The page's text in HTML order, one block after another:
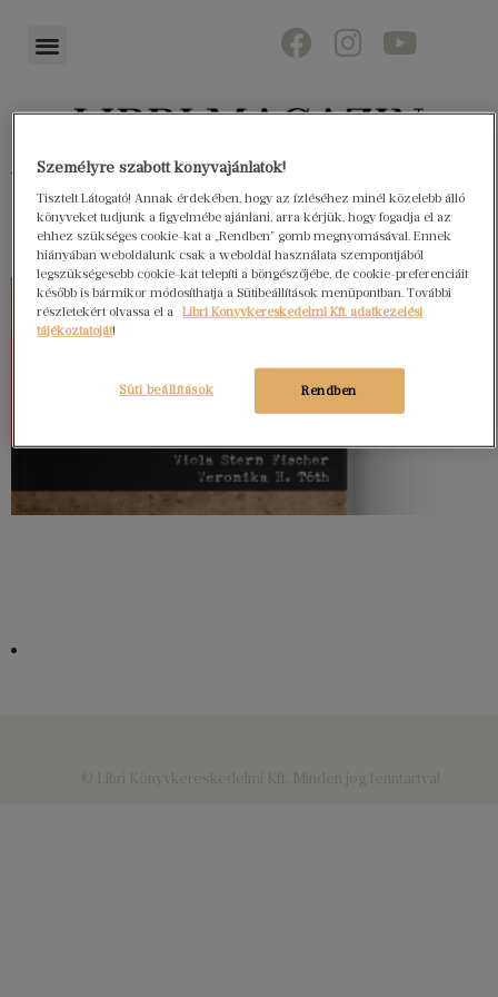
Könyvektől az olvasókig
Személyre szabott könyvajánlatok!
Tisztelt Látogató! Annak érdekében, hogy az ízléséhez minél közelebb álló
könyveket tudjunk a figyelmébe ajánlani, arra kérjük, hogy fogadja el az
ehhez szükséges cookie-kat a „Rendben” gomb megnyomásával. Ennek
hiányában weboldalunk csak a weboldal használata szempontjából
legszükségesebb cookie-kat telepíti a böngészőjébe, de cookie-preferenciáit
később is bármikor módosíthatja a Sütibeállítások menüpontban. További
részletekért olvassa el a
Libri Könyvkereskedelmi Kft. adatkezelési
tájékoztatóját!
Rendben
Süti beállítások